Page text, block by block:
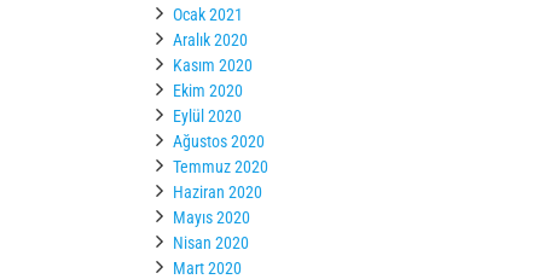
Ocak 2021
Aralık 2020
Kasım 2020
Ekim 2020
Eylül 2020
Ağustos 2020
Temmuz 2020
Haziran 2020
Mayıs 2020
Nisan 2020
Mart 2020